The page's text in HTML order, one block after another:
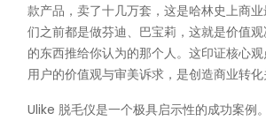
款产品，卖了十几万套，这是哈林史上商
们之前都是做芬迪、巴宝莉，这就是价值
的东西推给你认为的那个人。这印证核心
用户的价值观与审美诉求，是创造商业转化
Ulike 脱毛仪是一个极具启示性的成功案例